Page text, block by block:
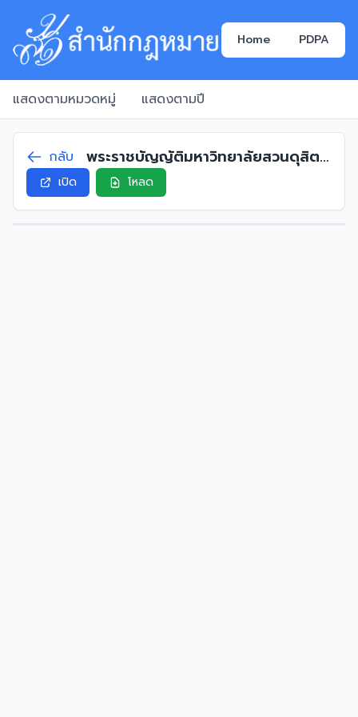
Home PDPA
แสดงตามหมวดหมู่ แสดงตามปี
กลับ
พระราชบัญญัติมหาวิทยาลัยสวนดุสิต
พ.ศ. 2558
เปิด โหลด